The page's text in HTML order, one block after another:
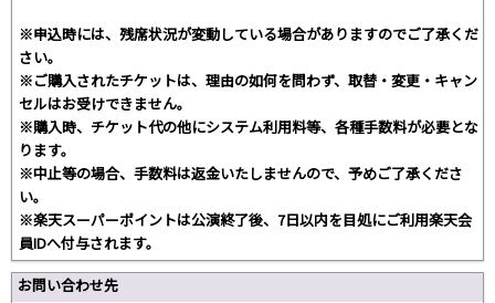
※申込時には、残席状況が変動している場合がありますのでご了承くだ
さい。
※ご購入されたチケットは、理由の如何を問わず、取替・変更・キャン
セルはお受けできません。
※購入時、チケット代の他にシステム利用料等、各種手数料が必要とな
ります。
※中止等の場合、手数料は返金いたしませんので、予めご了承くださ
い。
※楽天スーパーポイントは公演終了後、7日以内を目処にご利用楽天会
員IDへ付与されます。
お問い合わせ先